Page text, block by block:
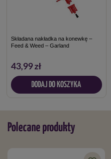
Składana nakładka na konewkę –
Feed & Weed – Garland
43,99 zł
DODAJ DO KOSZYKA
Polecane produkty